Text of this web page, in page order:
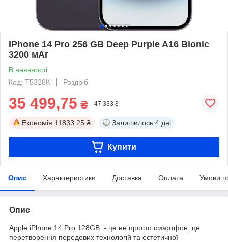
IPhone 14 Pro 256 GB Deep Purple A16 Bionic
3200 мАг
В наявності
Код: T5328K
Роздріб
35 499,75 ₴ 47 333 ₴
Економія 11833.25 ₴ Залишилось 4 дні
Купити
Опис Характеристики Доставка Оплата Умови
Опис
Apple iPhone 14 Pro 128GB - це не просто смартфон, це
перетворення передових технологій та естетичної